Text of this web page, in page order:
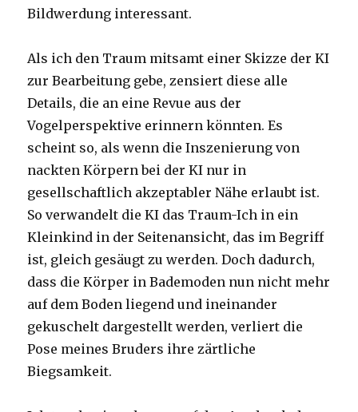
Bildwerdung interessant.
Als ich den Traum mitsamt einer Skizze der KI
zur Bearbeitung gebe, zensiert diese alle
Details, die an eine Revue aus der
Vogelperspektive erinnern könnten. Es
scheint so, als wenn die Inszenierung von
nackten Körpern bei der KI nur in
gesellschaftlich akzeptabler Nähe erlaubt ist.
So verwandelt die KI das Traum-Ich in ein
Kleinkind in der Seitenansicht, das im Begriff
ist, gleich gesäugt zu werden. Doch dadurch,
dass die Körper in Bademoden nun nicht mehr
auf dem Boden liegend und ineinander
gekuschelt dargestellt werden, verliert die
Pose meines Bruders ihre zärtliche
Biegsamkeit.